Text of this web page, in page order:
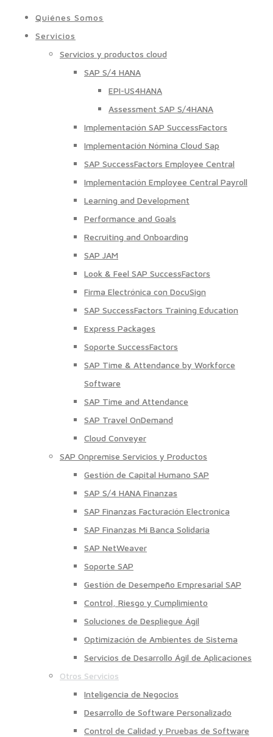
Quiénes Somos
Servicios
Servicios y productos cloud
SAP S/4 HANA
EPI-US4HANA
Assessment SAP S/4HANA
Implementación SAP SuccessFactors
Implementación Nómina Cloud Sap
SAP SuccessFactors Employee Central
Implementación Employee Central Payroll
Learning and Development
Performance and Goals
Recruiting and Onboarding
SAP JAM
Look & Feel SAP SuccessFactors
Firma Electrónica con DocuSign
SAP SuccessFactors Training Education
Express Packages
Soporte SuccessFactors
SAP Time & Attendance by Workforce
Software
SAP Time and Attendance
SAP Travel OnDemand
Cloud Conveyer
SAP Onpremise Servicios y Productos
Gestión de Capital Humano SAP
SAP S/4 HANA Finanzas
SAP Finanzas Facturación Electronica
SAP Finanzas Mi Banca Solidaria
SAP NetWeaver
Soporte SAP
Gestión de Desempeño Empresarial SAP
Control, Riesgo y Cumplimiento
Soluciones de Despliegue Ágil
Optimización de Ambientes de Sistema
Servicios de Desarrollo Ágil de Aplicaciones
Otros Servicios
Inteligencia de Negocios
Desarrollo de Software Personalizado
Control de Calidad y Pruebas de Software